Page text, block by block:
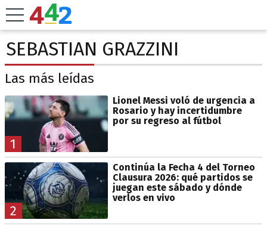
SEBASTIAN GRAZZINI
Las más leídas
1
Lionel Messi voló de urgencia a
Rosario y hay incertidumbre
por su regreso al fútbol
2
Continúa la Fecha 4 del Torneo
Clausura 2026: qué partidos se
juegan este sábado y dónde
verlos en vivo